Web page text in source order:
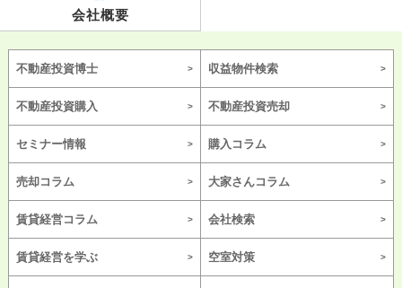
会社概要
不動産投資博士 収益物件検索
不動産投資購入 不動産投資売却
セミナー情報 購入コラム
売却コラム 大家さんコラム
賃貸経営コラム 会社検索
賃貸経営を学ぶ 空室対策